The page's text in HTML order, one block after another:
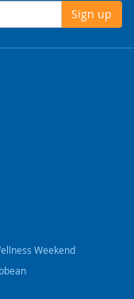
Sign up
Weekend